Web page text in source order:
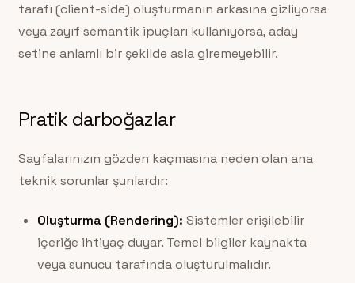
tarafı (client-side) oluşturmanın arkasına gizliyorsa
veya zayıf semantik ipuçları kullanıyorsa, aday
setine anlamlı bir şekilde asla giremeyebilir.
Pratik darboğazlar
Sayfalarınızın gözden kaçmasına neden olan ana
teknik sorunlar şunlardır:
Oluşturma (Rendering): Sistemler erişilebilir
içeriğe ihtiyaç duyar. Temel bilgiler kaynakta
veya sunucu tarafında oluşturulmalıdır.